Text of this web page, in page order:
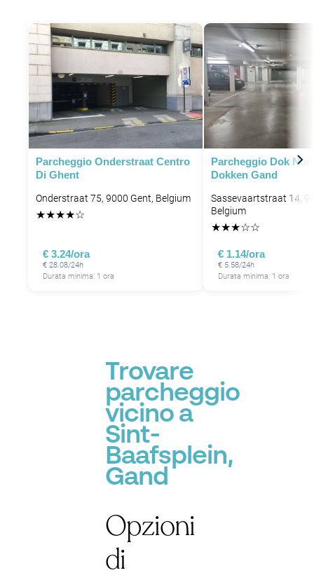
P
Parcheggio Onderstraat Centro
Di Ghent
Onderstraat 75, 9000 Gent, Belgium
★★★★☆
€ 3.24/ora
€ 28.08/24h
Durata minima: 1 ora
Parcheggio Dok
Dokken Gand
Sassevaartstraat 14,
Belgium
★★★☆☆
€ 1.14/ora
€ 5.58/24h
Durata minima: 1 ora
Trovare
parcheggio
vicino a
Sint-
Baafsplein,
Gand
Opzioni
di